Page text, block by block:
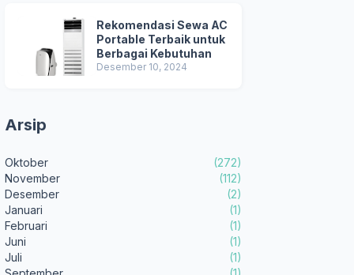
Rekomendasi Sewa AC
Portable Terbaik untuk
Berbagai Kebutuhan
Desember 10, 2024
Arsip
Oktober
(272)
November
(112)
Desember
(2)
Januari
(1)
Februari
(1)
Juni
(1)
Juli
(1)